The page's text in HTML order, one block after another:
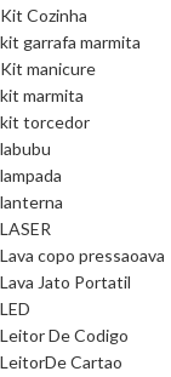
Kit Cozinha
kit garrafa marmita
Kit manicure
kit marmita
kit torcedor
labubu
lampada
lanterna
LASER
Lava copo pressaoava
Lava Jato Portatil
LED
Leitor De Codigo
LeitorDe Cartao